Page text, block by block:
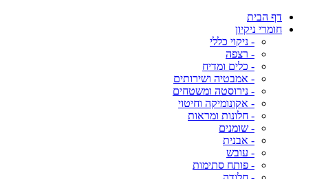
דף הבית
חומרי ניקיון
- ניקוי כללי
- רצפה
- כלים ומדיח
- אמבטיה ושירותים
- נירוסטה ומשטחים
- אקונומיקה וחיטוי
- חלונות ומראות
- שומנים
- אבנית
- עובש
- פותח סתימות